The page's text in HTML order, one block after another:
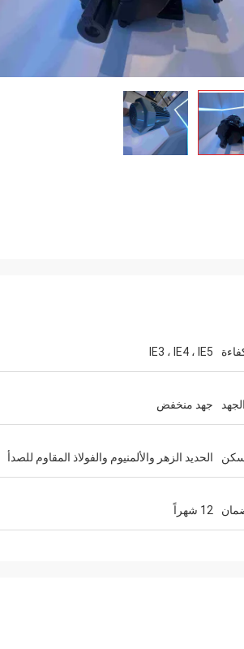
IE3 ، IE4 ، IE5
جهد منخفض
الحديد الزهر والألمنيوم والفولاذ المقاوم للصدأ
12 شهراً